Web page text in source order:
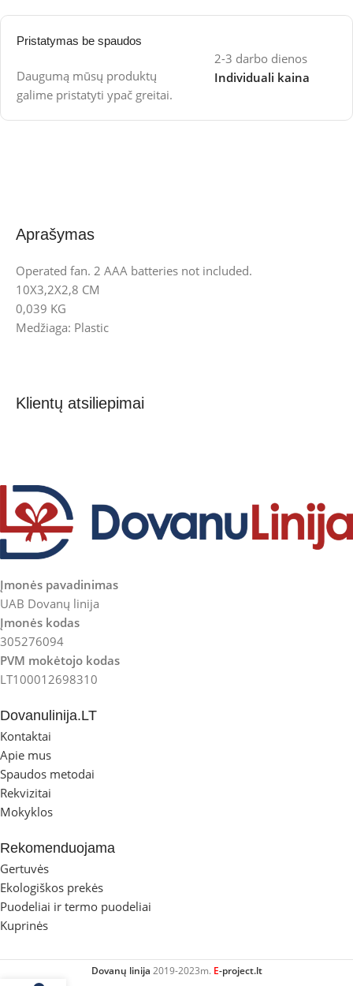
Pristatymas be spaudos
Daugumą mūsų produktų
galime pristatyti ypač greitai.
2-3 darbo dienos
Individuali kaina
Aprašymas
Operated fan. 2 AAA batteries not included.
10X3,2X2,8 CM
0,039 KG
Medžiaga: Plastic
Klientų atsiliepimai
Įmonės pavadinimas
UAB Dovanų linija
Įmonės kodas
305276094
PVM mokėtojo kodas
LT100012698310
Dovanulinija.LT
Kontaktai
Apie mus
Spaudos metodai
Rekvizitai
Mokyklos
Rekomenduojama
Gertuvės
Ekologiškos prekės
Puodeliai ir termo puodeliai
Kuprinės
Dovanų linija 2019-2023m. E-project.lt